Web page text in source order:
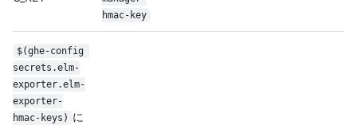
hmac-key
$(ghe-config
secrets.elm-
exporter.elm-
exporter-
hmac-keys) に